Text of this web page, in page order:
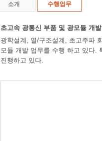
소개 수행업무
초고속 광통신 부품 및 광모듈 개발
광학설계, 열/구조설계, 초고주파
모듈 개발 업무를 수행 하고 있다.
진행하고 있다.